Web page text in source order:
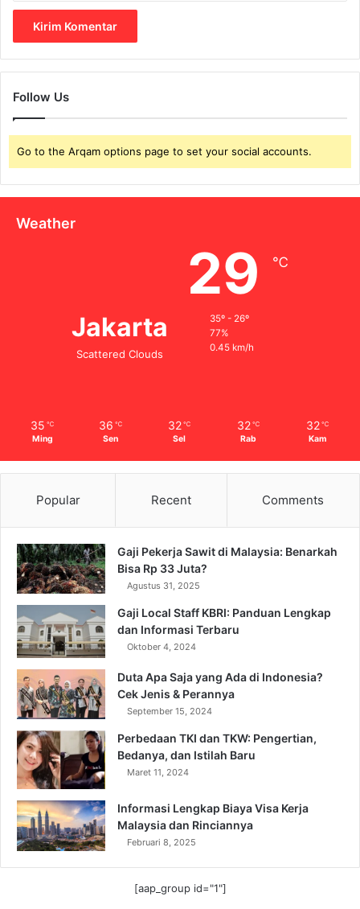
Follow Us
Go to the Arqam options page to set your social accounts.
Weather
Jakarta
Scattered Clouds
29 ℃
35º - 26º
77%
0.45 km/h
35 ℃
Ming
36 ℃
Sen
32 ℃
Sel
32 ℃
Rab
32 ℃
Kam
Popular Recent Comments
Gaji Pekerja Sawit di Malaysia: Benarkah
Bisa Rp 33 Juta?
Agustus 31, 2025
Gaji Local Staff KBRI: Panduan Lengkap
dan Informasi Terbaru
Oktober 4, 2024
Duta Apa Saja yang Ada di Indonesia?
Cek Jenis & Perannya
September 15, 2024
Perbedaan TKI dan TKW: Pengertian,
Bedanya, dan Istilah Baru
Maret 11, 2024
Informasi Lengkap Biaya Visa Kerja
Malaysia dan Rinciannya
Februari 8, 2025
[aap_group id="1"]